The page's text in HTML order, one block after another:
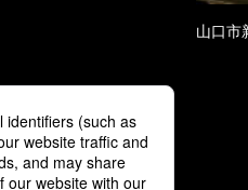
山口市